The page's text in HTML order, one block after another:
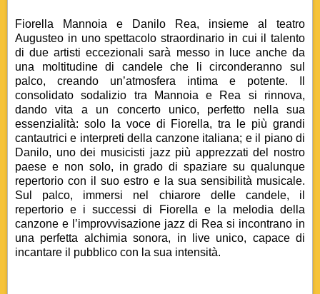
Fiorella Mannoia e Danilo Rea, insieme al teatro
Augusteo in uno spettacolo straordinario in cui il talento
di due artisti eccezionali sarà messo in luce anche da
una moltitudine di candele che li circonderanno sul
palco, creando un’atmosfera intima e potente. Il
consolidato sodalizio tra Mannoia e Rea si rinnova,
dando vita a un concerto unico, perfetto nella sua
essenzialità: solo la voce di Fiorella, tra le più grandi
cantautrici e interpreti della canzone italiana; e il piano di
Danilo, uno dei musicisti jazz più apprezzati del nostro
paese e non solo, in grado di spaziare su qualunque
repertorio con il suo estro e la sua sensibilità musicale.
Sul palco, immersi nel chiarore delle candele, il
repertorio e i successi di Fiorella e la melodia della
canzone e l’improvvisazione jazz di Rea si incontrano in
una perfetta alchimia sonora, in live unico, capace di
incantare il pubblico con la sua intensità.